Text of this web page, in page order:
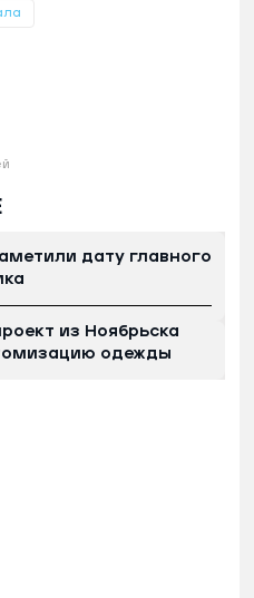
дату главного
из Ноябрьска
одежды